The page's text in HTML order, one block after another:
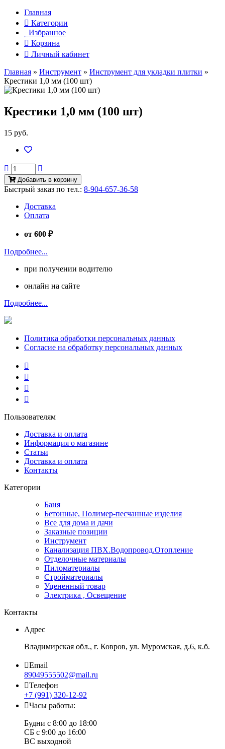
Главная
Категории
Избранное
Корзина
Личный кабинет
Главная » Инструмент » Инструмент для укладки плитки »
Крестики 1,0 мм (100 шт)
Крестики 1,0 мм (100 шт)
15 руб.
Добавить в корзину
Быстрый заказ по тел.: 8-904-657-36-58
Доставка
Оплата
от 600 ₽
Подробнее...
при получении водителю
онлайн на сайте
Подробнее...
Политика обработки персональных данных
Согласие на обработку персональных данных
Пользователям
Доставка и оплата
Информация о магазине
Статьи
Доставка и оплата
Контакты
Категории
Баня
Бетонные, Полимер-песчанные изделия
Все для дома и дачи
Заказные позиции
Инструмент
Канализация ПВХ.Водопровод.Отопление
Отделочные материалы
Пиломатериалы
Стройматериалы
Уцененный товар
Электрика , Освещение
Контакты
Адрес
Владимирская обл., г. Ковров, ул. Муромская, д.6, к.б.
Email
89049555502@mail.ru
Телефон
+7 (991) 320-12-92
Часы работы:
Будни с 8:00 до 18:00
СБ с 9:00 до 16:00
ВС выходной